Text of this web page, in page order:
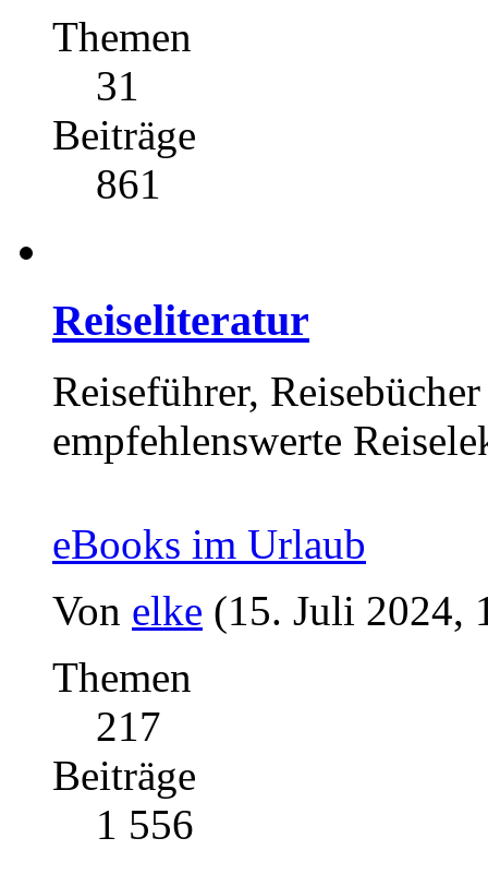
Themen
31
Beiträge
861
Reiseliteratur
Reiseführer,
empfehlenswerte
eBooks im Urlaub
Von elke (15. Juli 2024,
Themen
217
Beiträge
1 556